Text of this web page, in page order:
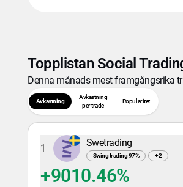
Topplistan Social
Denna månads mest framgångsrika
Avkastning
Avkastning
per trade
Popularitet
1 Swetrading
Swing trading97% +2
+9010.46%